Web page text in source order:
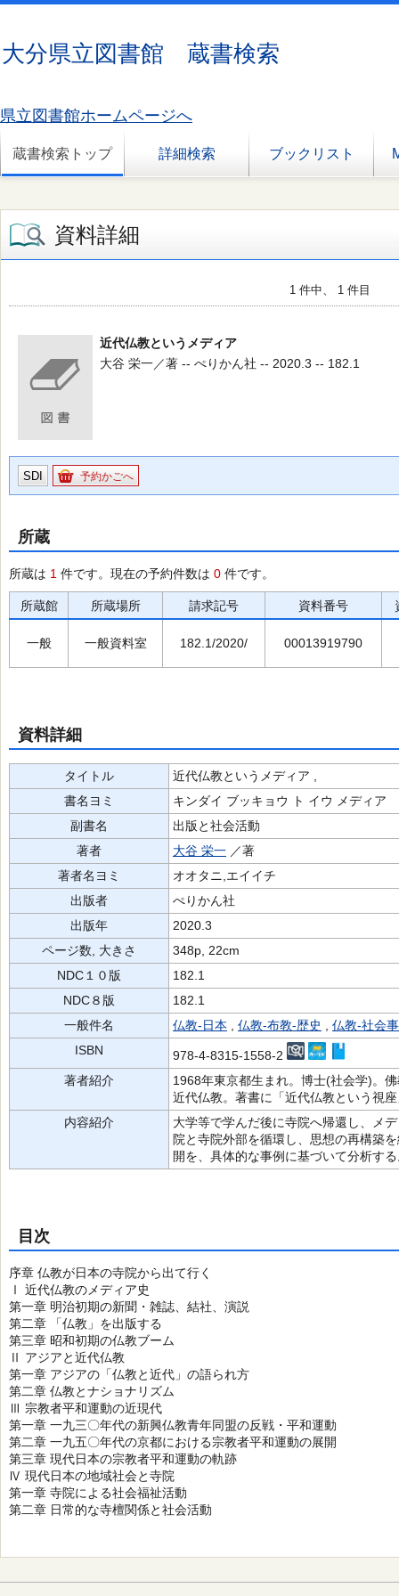
大分県立図書館 蔵書検索
県立図書館ホームページへ
蔵書検索トップ 詳細検索 ブックリスト
資料詳細
1 件中、 1 件目
近代仏教というメディア
大谷 栄一／著 -- ぺりかん社 -- 2020.3 -- 182.1
SDI 予約かごへ
所蔵
所蔵は 1 件です。現在の予約件数は 0 件です。
所蔵館 所蔵場所 請求記号 資料番号
一般 一般資料室 182.1/2020/ 00013919790
資料詳細
タイトル
近代仏教というメディア ,
書名ヨミ
キンダイ ブッキョウ ト イウ メディア
副書名
出版と社会活動
著者
大谷 栄一 ／著
著者名ヨミ
オオタニ,エイイチ
出版者
ぺりかん社
出版年
2020.3
ページ数, 大きさ
348p, 22cm
NDC１０版
182.1
NDC８版
182.1
一般件名
仏教-日本 仏教-布教-歴史
仏教-社会
ISBN
978-4-8315-1558-2
著者紹介
1968年東京都生まれ。博士(社会学)。
近代仏教。著書に「近代仏教という視
内容紹介
大学等で学んだ後に寺院へ帰還し、メ
院と寺院外部を循環し、思想の再構築
開を、具体的な事例に基づいて分析す
目次
序章 仏教が日本の寺院から出て行く
Ⅰ 近代仏教のメディア史
第一章 明治初期の新聞・雑誌、結社、演説
第二章 「仏教」を出版する
第三章 昭和初期の仏教ブーム
Ⅱ アジアと近代仏教
第一章 アジアの「仏教と近代」の語られ方
第二章 仏教とナショナリズム
Ⅲ 宗教者平和運動の近現代
第一章 一九三〇年代の新興仏教青年同盟の反戦・平和運動
第二章 一九五〇年代の京都における宗教者平和運動の展開
第三章 現代日本の宗教者平和運動の軌跡
Ⅳ 現代日本の地域社会と寺院
第一章 寺院による社会福祉活動
第二章 日常的な寺檀関係と社会活動